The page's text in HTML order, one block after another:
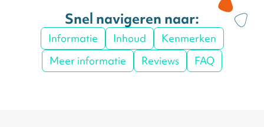
Snel navigeren naar:
Informatie Inhoud
Kenmerken
Meer informatie
Reviews FAQ